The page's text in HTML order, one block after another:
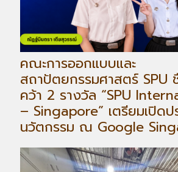
คณะการออกแบบและ
สถาปัตยกรรมศาสตร์ SPU
คว้า 2 รางวัล “SPU
– Singapore” เตรียมเปิด
นวัตกรรม ณ Google